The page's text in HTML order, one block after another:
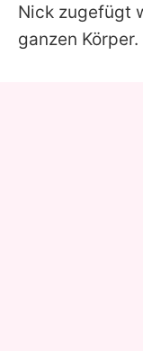
Nick zugefügt
ganzen Körper.